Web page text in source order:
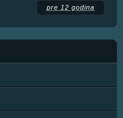
pre 12 godina